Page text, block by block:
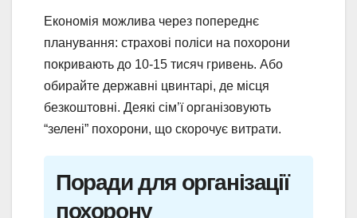
Економія можлива через попереднє
планування: страхові поліси на похорони
покривають до 10-15 тисяч гривень. Або
обирайте державні цвинтарі, де місця
безкоштовні. Деякі сім’ї організовують
“зелені” похорони, що скорочує витрати.
Поради для організації
похорону